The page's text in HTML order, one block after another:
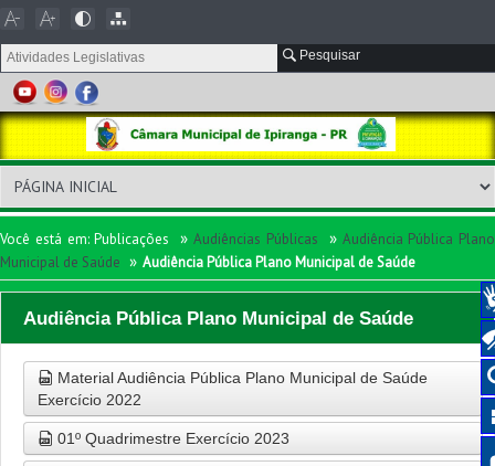
Pesquisar
Você está em:Publicações » Audiências Públicas » Audiência Pública Plano
Municipal de Saúde » Audiência Pública Plano Municipal de Saúde
Audiência Pública Plano Municipal de Saúde
Material Audiência Pública Plano Municipal de Saúde
Exercício 2022
01º Quadrimestre Exercício 2023